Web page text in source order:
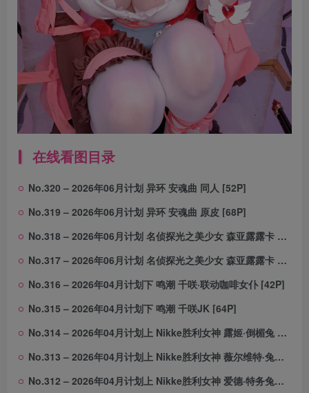
在线看图目录
No.320 – 2026年06月计划 异环 安魂曲 同人 [52P]
No.319 – 2026年06月计划 异环 安魂曲 原皮 [68P]
No.318 – 2026年06月计划 名侦探光之美少女 森亚露露卡 同人 [58P]
No.317 – 2026年06月计划 名侦探光之美少女 森亚露露卡 原皮 [65P]
No.316 – 2026年04月计划下 鸣潮 千咲·联动咖啡女仆 [42P]
No.315 – 2026年04月计划下 鸣潮 千咲JK [64P]
No.314 – 2026年04月计划上 Nikke胜利女神 露姬·倒楣兔 [22P]
No.313 – 2026年04月计划上 Nikke胜利女神 薇尔维特·兔女郎 [48P]
No.312 – 2026年04月计划上 Nikke胜利女神 爱德·特务兔女郎 [49P]